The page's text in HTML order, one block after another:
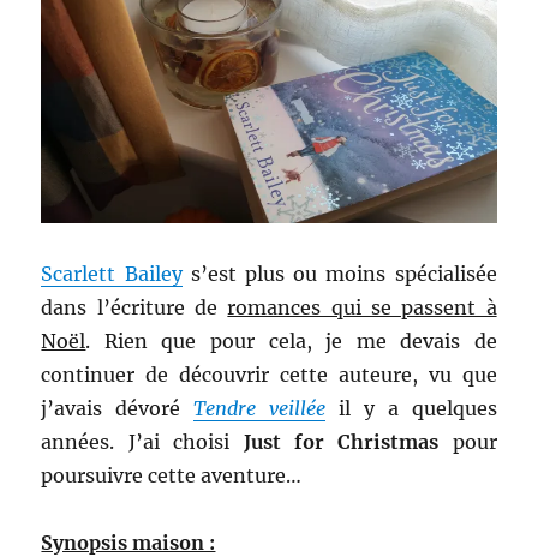
Scarlett Baileys’est plus ou moins spécialisée
dans l’écriture deromances qui se passent à
Noël. Rien que pour cela, je me devais de
continuer de découvrir cette auteure, vu que
j’avais dévoréTendre veillée il y a quelques
années. J’ai choisi Just for Christmas pour
poursuivre cette aventure…
Synopsis maison :